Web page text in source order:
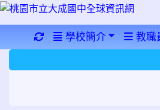
重新取得佈景設定
學校簡介 教職